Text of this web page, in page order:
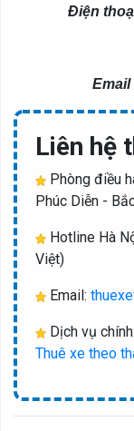
Điện
Email
Liên hệ
Phòng điều
Phúc Diễn -
Hotline Hà
Việt)
Email:
Dịch vụ chính:
Thuê xe theo